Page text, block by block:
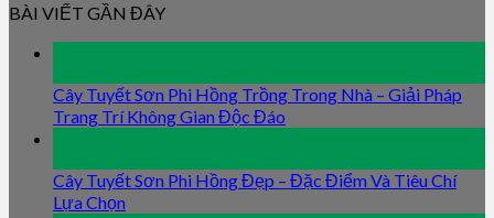
BÀI VIẾT GẦN ĐÂY
Cây Tuyết Sơn Phi Hồng Trồng Trong Nhà – Giải Pháp
Trang Trí Không Gian Độc Đáo
Cây Tuyết Sơn Phi Hồng Đẹp – Đặc Điểm Và Tiêu Chí
Lựa Chọn